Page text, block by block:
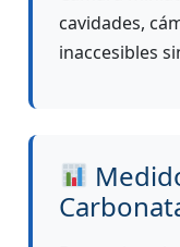
cavidades,
inaccesibles